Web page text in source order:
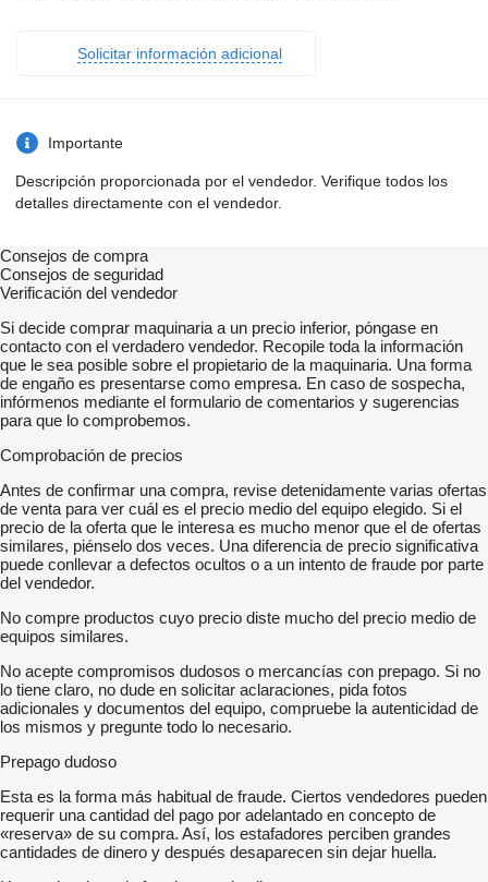
Solicitar información adicional
Importante
Descripción proporcionada por el vendedor. Verifique todos los
detalles directamente con el vendedor.
Consejos de compra
Consejos de seguridad
Verificación del vendedor
Si decide comprar maquinaria a un precio inferior, póngase en
contacto con el verdadero vendedor. Recopile toda la información
que le sea posible sobre el propietario de la maquinaria. Una forma
de engaño es presentarse como empresa. En caso de sospecha,
infórmenos mediante el formulario de comentarios y sugerencias
para que lo comprobemos.
Comprobación de precios
Antes de confirmar una compra, revise detenidamente varias ofertas
de venta para ver cuál es el precio medio del equipo elegido. Si el
precio de la oferta que le interesa es mucho menor que el de ofertas
similares, piénselo dos veces. Una diferencia de precio significativa
puede conllevar a defectos ocultos o a un intento de fraude por parte
del vendedor.
No compre productos cuyo precio diste mucho del precio medio de
equipos similares.
No acepte compromisos dudosos o mercancías con prepago. Si no
lo tiene claro, no dude en solicitar aclaraciones, pida fotos
adicionales y documentos del equipo, compruebe la autenticidad de
los mismos y pregunte todo lo necesario.
Prepago dudoso
Esta es la forma más habitual de fraude. Ciertos vendedores pueden
requerir una cantidad del pago por adelantado en concepto de
«reserva» de su compra. Así, los estafadores perciben grandes
cantidades de dinero y después desaparecen sin dejar huella.